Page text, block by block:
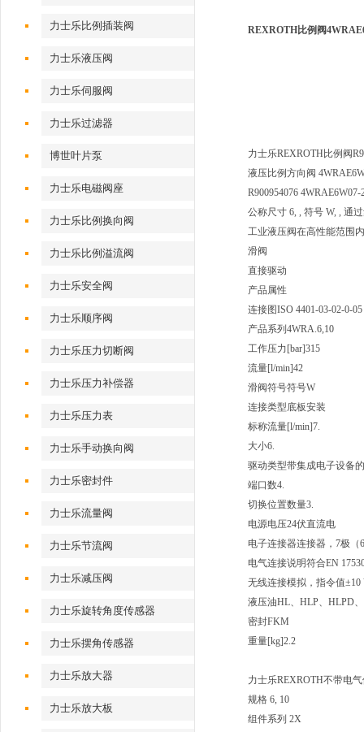
力士乐比例插装阀
力士乐液压阀
力士乐伺服阀
力士乐过滤器
博世叶片泵
力士乐电磁阀座
力士乐比例换向阀
力士乐比例溢流阀
力士乐安全阀
力士乐顺序阀
力士乐压力切断阀
力士乐压力补偿器
力士乐压力表
力士乐手动换向阀
力士乐密封件
力士乐流量阀
力士乐节流阀
力士乐减压阀
力士乐旋转角度传感器
力士乐摆角传感器
力士乐放大器
力士乐放大板
REXROTH比例阀
力士乐REXROTH比例阀
液压比例方向阀
R900954076
公称尺寸 6, , 符号 W, , 通
工业液压阀在高性能范围
滑阀
直接驱动
产品属性
连接图ISO 4401-03-02-0-05
产品系列 4WRA.6,10
工作压力[bar]315
流量[l/min]42
滑阀符号符号W
连接类型底板安装
标称流量[l/min]7.
大小6.
驱动类型带集成电子设备
端口数4.
切换位置数量3.
电源电压24伏直流电
电子连接器连接器，7极（
电气连接说明符合EN
无线连接模拟，指令值±10
液压油HL、HLP、HLPD
密封FKM
重量[kg]2.2
力士乐REXROTH不带电
规格 6, 10
组件系列 2X